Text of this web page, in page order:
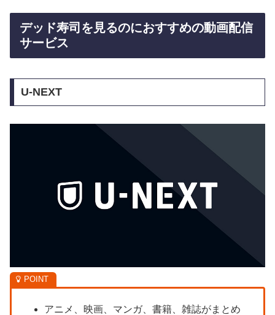
デッド寿司を見るのにおすすめの動画配信
サービス
U-NEXT
アニメ、映画、マンガ、書籍、雑誌がまとめ